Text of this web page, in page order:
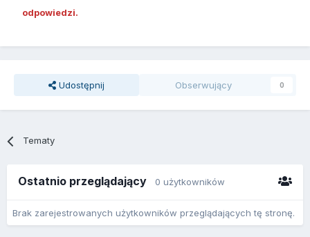
odpowiedzi.
Udostępnij Obserwujący 0
Tematy
Ostatnio przeglądający 0 użytkowników
Brak zarejestrowanych użytkowników przeglądających tę stronę.